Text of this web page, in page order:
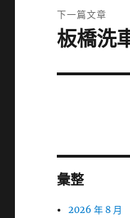
文
章:
下一篇文章
下
篇
板橋洗
彙整
2026 年 8 月